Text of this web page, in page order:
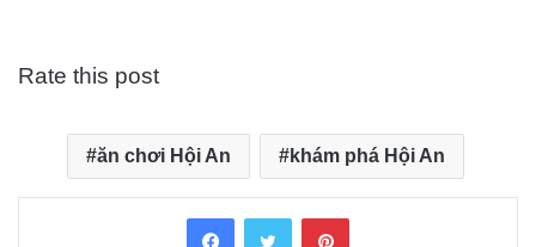
Rate this post
ăn chơi Hội An khám phá Hội An
FacebookTwitter Pinterest